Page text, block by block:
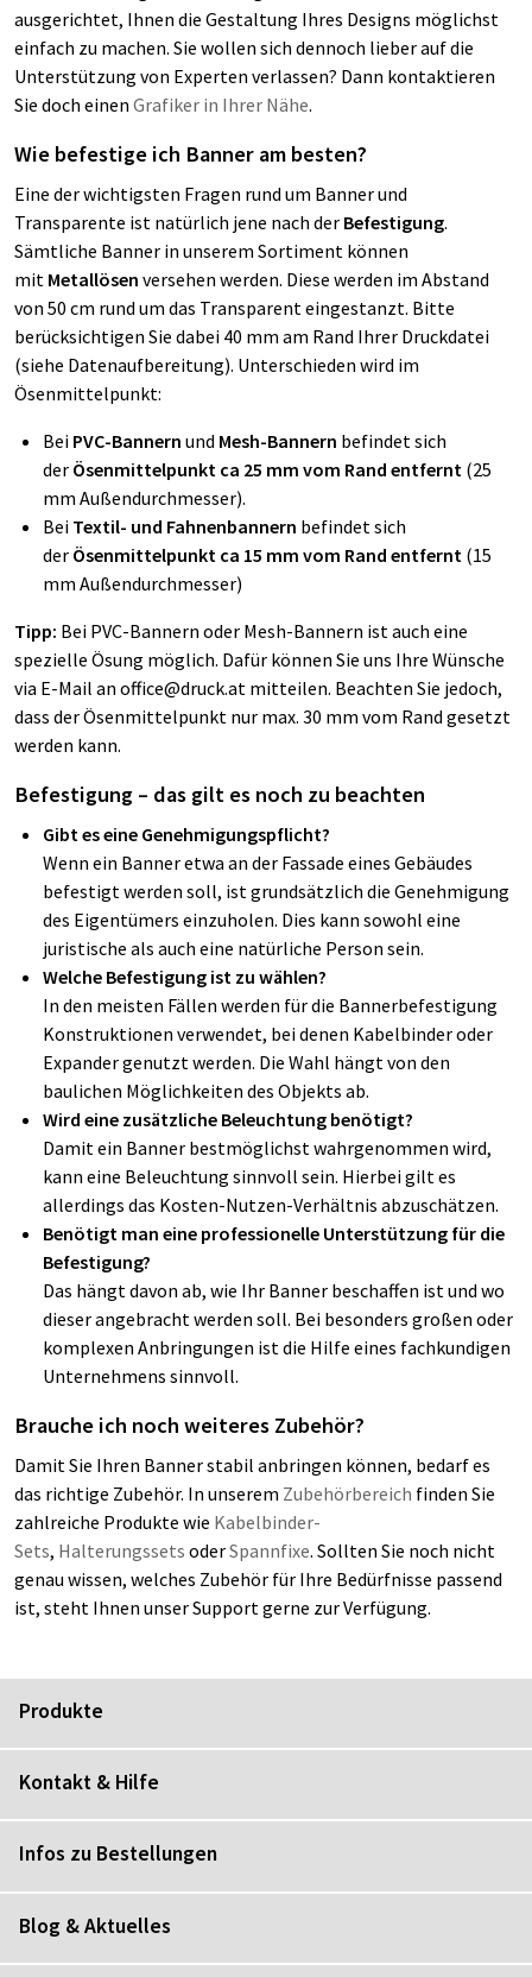
ausgerichtet, Ihnen die Gestaltung Ihres Designs möglichst
einfach zu machen. Sie wollen sich dennoch lieber auf die
Unterstützung von Experten verlassen? Dann kontaktieren
Sie doch einen Grafiker in Ihrer Nähe.
Wie befestige ich Banner am besten?
Eine der wichtigsten Fragen rund um Banner und
Transparente ist natürlich jene nach der Befestigung.
Sämtliche Banner in unserem Sortiment können
mit Metallösen versehen werden. Diese werden im Abstand
von 50 cm rund um das Transparent eingestanzt. Bitte
berücksichtigen Sie dabei 40 mm am Rand Ihrer Druckdatei
(siehe Datenaufbereitung). Unterschieden wird im
Ösenmittelpunkt:
Bei PVC-Bannern und Mesh-Bannern befindet sich
der Ösenmittelpunkt ca 25 mm vom Rand entfernt (25
mm Außendurchmesser).
Bei Textil- und Fahnenbannern befindet sich
der Ösenmittelpunkt ca 15 mm vom Rand entfernt (15
mm Außendurchmesser)
Tipp: Bei PVC-Bannern oder Mesh-Bannern ist auch eine
spezielle Ösung möglich. Dafür können Sie uns Ihre Wünsche
via E-Mail an office@druck.at mitteilen. Beachten Sie jedoch,
dass der Ösenmittelpunkt nur max. 30 mm vom Rand gesetzt
werden kann.
Befestigung – das gilt es noch zu beachten
Gibt es eine Genehmigungspflicht?
Wenn ein Banner etwa an der Fassade eines Gebäudes
befestigt werden soll, ist grundsätzlich die Genehmigung
des Eigentümers einzuholen. Dies kann sowohl eine
juristische als auch eine natürliche Person sein.
Welche Befestigung ist zu wählen?
In den meisten Fällen werden für die Bannerbefestigung
Konstruktionen verwendet, bei denen Kabelbinder oder
Expander genutzt werden. Die Wahl hängt von den
baulichen Möglichkeiten des Objekts ab.
Wird eine zusätzliche Beleuchtung benötigt?
Damit ein Banner bestmöglichst wahrgenommen wird,
kann eine Beleuchtung sinnvoll sein. Hierbei gilt es
allerdings das Kosten-Nutzen-Verhältnis abzuschätzen.
Benötigt man eine professionelle Unterstützung für die
Befestigung?
Das hängt davon ab, wie Ihr Banner beschaffen ist und wo
dieser angebracht werden soll. Bei besonders großen oder
komplexen Anbringungen ist die Hilfe eines fachkundigen
Unternehmens sinnvoll.
Brauche ich noch weiteres Zubehör?
Damit Sie Ihren Banner stabil anbringen können, bedarf es
das richtige Zubehör. In unserem Zubehörbereich finden Sie
zahlreiche Produkte wie Kabelbinder-
Sets, Halterungssets oderSpannfixe. Sollten Sie noch nicht
genau wissen, welches Zubehör für Ihre Bedürfnisse passend
ist, steht Ihnen unser Support gerne zur Verfügung.
Produkte
Kontakt & Hilfe
Infos zu Bestellungen
Blog & Aktuelles